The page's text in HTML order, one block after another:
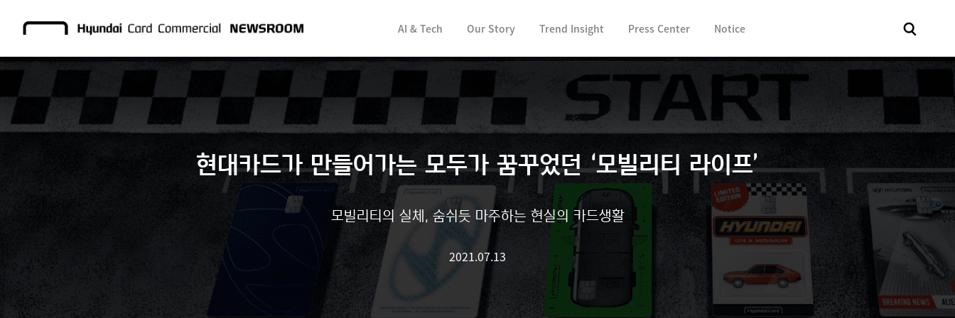
AI & Tech Our Story Trend Insight Press Center
전체 보도자료 Fact & Check
Notice
현대카드가 만들어가는 모두가 꿈꾸었던 ‘모빌리티 라이프’
모빌리티의 실체, 숨쉬듯 마주하는 현실의 카드생활
2021.07.13